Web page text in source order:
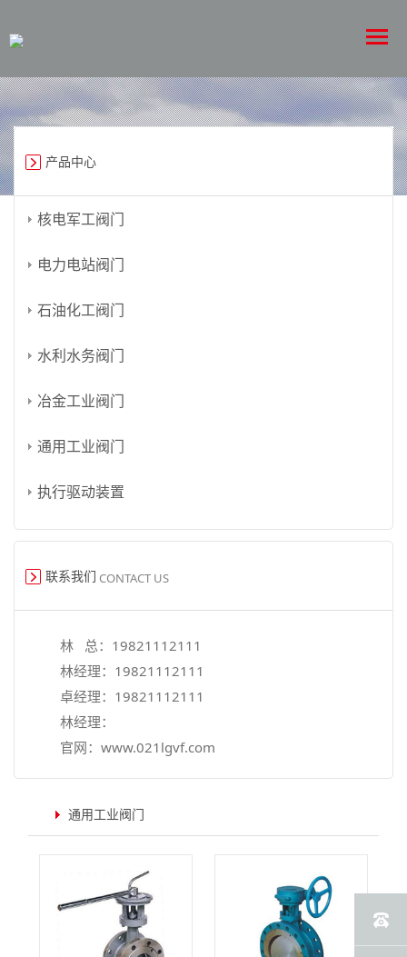
产品中心
核电军工阀门
电力电站阀门
石油化工阀门
水利水务阀门
冶金工业阀门
通用工业阀门
执行驱动装置
联系我们 CONTACT US
林 总： 19821112111
林经理： 19821112111
卓经理： 19821112111
林经理：
官网： www.021lgvf.com
通用工业阀门